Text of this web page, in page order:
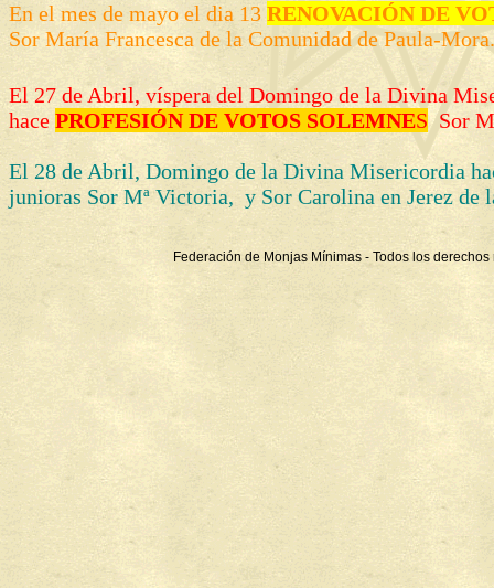
En el mes de mayo el dia 13 RENOVACIÓN DE
Sor María Francesca de la Comunidad de Paula-Mora.
El 27 de Abril, víspera del Domingo de la Divina
hace PROFESIÓN DE VOTOS SOLEMNES Sor
El 28 de Abril, Domingo de la Divina Misericordia
junioras Sor Mª Victoria, y Sor Carolina en Jerez de
Federación de Monjas Mínimas - Todos los